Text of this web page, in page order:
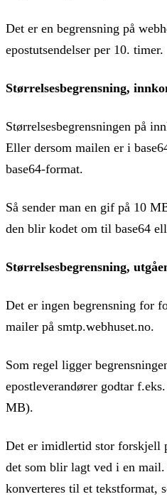
Det er en begrensning på
epostutsendelser per 10. timer.
Størrelsesbegrensning,
Størrelsesbegrensningen på
Eller dersom mailen er i
base64-format.
Så sender man en gif på 10
den blir kodet om til base64
Størrelsesbegrensning,
Det er ingen begrensning for
mailer på smtp.webhuset.no.
Som regel ligger
epostleverandører godtar
MB).
Det er imidlertid stor forskjell
det som blir lagt ved i en
konverteres til et tekstformat,